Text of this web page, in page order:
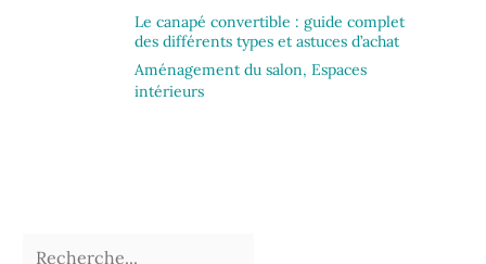
Le canapé convertible : guide complet
des différents types et astuces d’achat
Aménagement du salon, Espaces
intérieurs